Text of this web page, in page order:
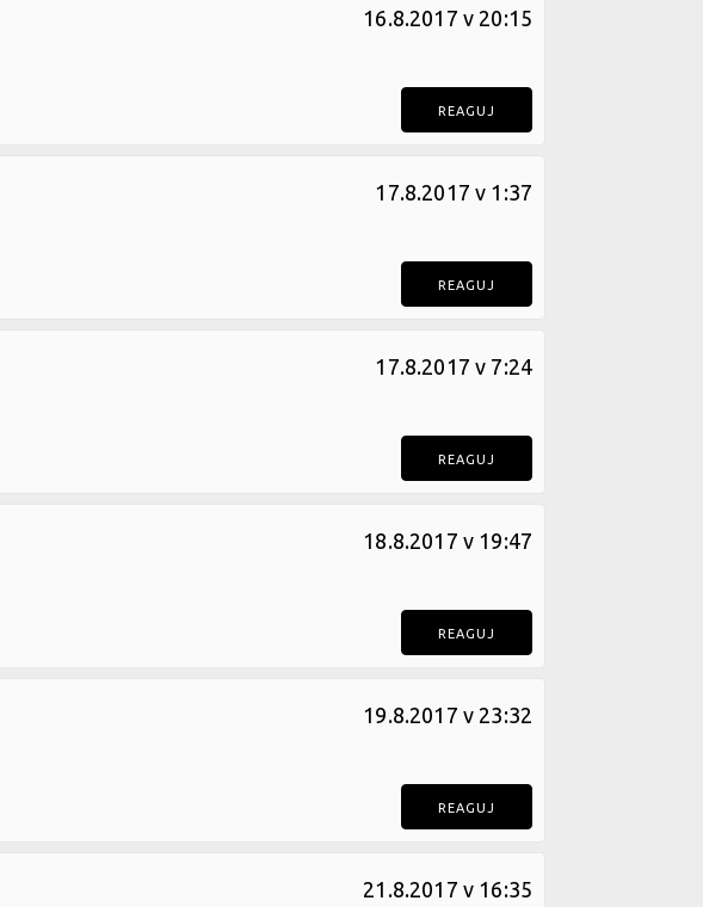
16.8.2017 v 20:15
REAGUJ
17.8.2017 v 1:37
REAGUJ
17.8.2017 v 7:24
REAGUJ
18.8.2017 v 19:47
REAGUJ
19.8.2017 v 23:32
REAGUJ
21.8.2017 v 16:35